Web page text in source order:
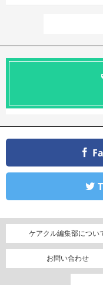
ケアクル編集部につい
お問い合わせ